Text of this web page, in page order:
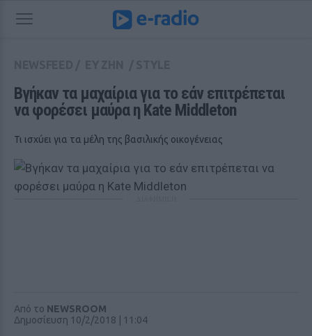
Βγήκαν τα μαχαίρια για το εάν επιτρέπεται
να φορέσει μαύρα η Kate Middleton
Τι ισχύει για τα μέλη της βασιλικής οικογένειας
Από το NEWSROOM
Δημοσίευση 10/2/2018 | 11:04